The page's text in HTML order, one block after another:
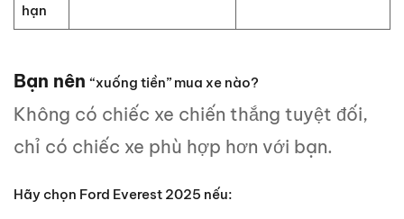
hạn
Bạn nên“xuống tiền” mua xe nào?
Không có chiếc xe chiến thắng tuyệt đối,
chỉ có chiếc xe phù hợp hơn với bạn.
Hãy chọn Ford Everest 2025 nếu: